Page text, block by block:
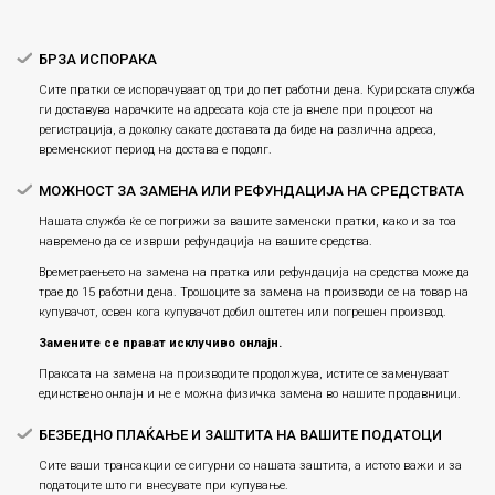
БРЗА ИСПОРАКА
Сите пратки се испорачуваат од три до пет работни дена. Курирската служба
ги доставува нарачките на адресата која сте ја внеле при процесот на
регистрација, а доколку сакате доставата да биде на различна адреса,
временскиот период на достава е подолг.
МОЖНОСТ ЗА ЗАМЕНА ИЛИ РЕФУНДАЦИЈА НА СРЕДСТВАТА
Нашата служба ќе се погрижи за вашите заменски пратки, како и за тоа
навремено да се изврши рефундација на вашите средства.
Времетраењето на замена на пратка или рефундацијa на средства може да
трае до 15 работни дена. Трошоците за замена на производи се на товар на
купувачот, освен кога купувачот добил оштетен или погрешен производ.
Замените се прават исклучиво онлајн.
Праксата на замена на производите продолжува, истите се заменуваат
единствено онлајн и не е можна физичка замена во нашите продавници.
БЕЗБЕДНО ПЛАЌАЊЕ И ЗАШТИТА НА ВАШИТЕ ПОДАТОЦИ
Сите ваши трансакции се сигурни со нашата заштита, а истото важи и за
податоците што ги внесувате при купување.